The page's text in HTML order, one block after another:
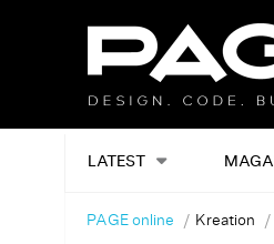
LATEST
PAGE online Kreation